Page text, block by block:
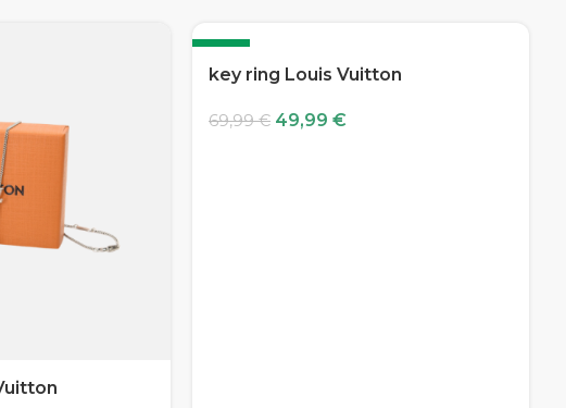
-29%
key ring Louis Vuitton
69,99€ 49,99 €